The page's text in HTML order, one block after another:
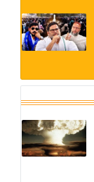
News in
Hindi
News
Hindi
Videos
विशेषज्ञ
राय
खेल
क्रिकेट
IPL
2026